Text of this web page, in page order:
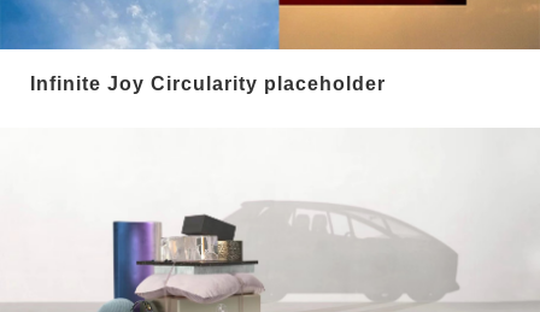
Infinite Joy Circularity placeholder